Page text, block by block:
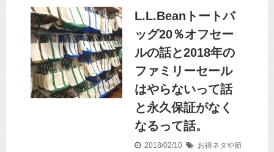
L.L.Beanトートバ
ッグ20％オフセー
ルの話と2018年の
ファミリーセール
はやらないって話
と永久保証がなく
なるって話。
2018/02/10
お得ネタや節